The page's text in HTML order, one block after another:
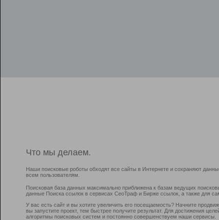
Что мы делаем.
Наши поисковые роботы обходят все сайты в Интернете и сохраняют
всем пользователям.
Поисковая база данных максимально приближена к базам ведущих
данные Поиска ссылок в сервисах СеоТраф и Бирже ссылок, а также для
У вас есть сайт и вы хотите увеличить его посещаемость? Начните
вы запустите проект, тем быстрее получите результат. Для достижения
алгоритмы поисковых систем и постоянно совершенствуем наши сервисы.